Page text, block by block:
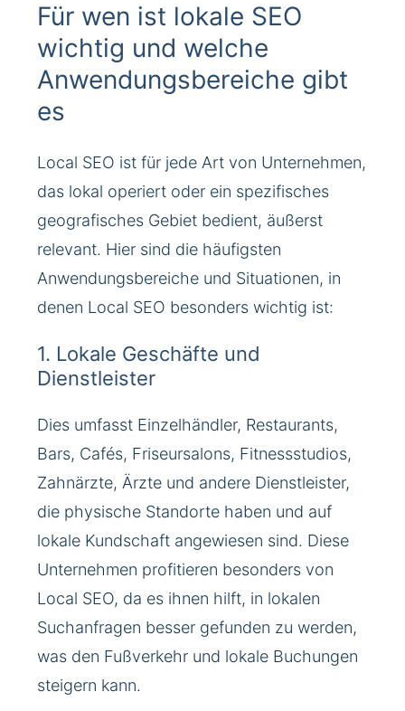
Für wen ist lokale SEO
wichtig und welche
Anwendungsbereiche gibt
es
Local SEO ist für jede Art von Unternehmen,
das lokal operiert oder ein spezifisches
geografisches Gebiet bedient, äußerst
relevant. Hier sind die häufigsten
Anwendungsbereiche und Situationen, in
denen Local SEO besonders wichtig ist:
1. Lokale Geschäfte und
Dienstleister
Dies umfasst Einzelhändler, Restaurants,
Bars, Cafés, Friseursalons, Fitnessstudios,
Zahnärzte, Ärzte und andere Dienstleister,
die physische Standorte haben und auf
lokale Kundschaft angewiesen sind. Diese
Unternehmen profitieren besonders von
Local SEO, da es ihnen hilft, in lokalen
Suchanfragen besser gefunden zu werden,
was den Fußverkehr und lokale Buchungen
steigern kann.